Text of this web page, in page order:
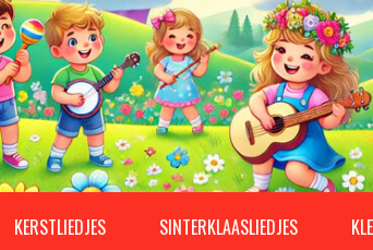
KERSTLIEDJES SINTERKLAASLIEDJES